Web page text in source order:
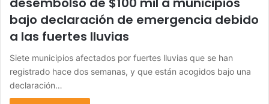
bajo declaración de emergencia debido
a las fuertes lluvias
Siete municipios afectados por fuertes lluvias que se han
registrado hace dos semanas, y que están acogidos bajo una
declaración…